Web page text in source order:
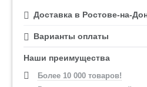
Доставка в Ростове-на-
Варианты оплаты
Наши преимущества
Более 10 000 товаров!